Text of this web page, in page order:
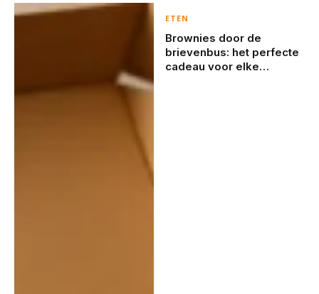
ETEN
Brownies door de
brievenbus: het perfecte
cadeau voor elke